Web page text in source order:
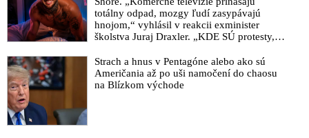
totálny odpad, mozgy ľudí zasypávajú
hnojom,“ vyhlásil v reakcii exminister
školstva Juraj Draxler. „KDE SÚ protesty,
pracovníkov?“ spýtal sa
Strach a hnus v Pentagóne alebo ako sú
Američania až po uši namočení do chaosu
na Blízkom východe